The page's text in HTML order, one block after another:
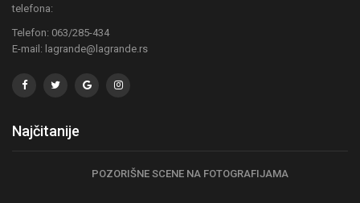
telefona:
Telefon: 063/285-434
E-mail: lagrande@lagrande.rs
Najčitanije
POZORIŠNE SCENE NA FOTOGRAFIJAMA